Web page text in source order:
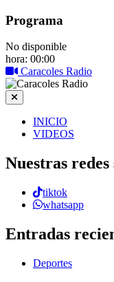
Programa
No disponible
hora: 00:00
Caracoles Radio
INICIO
VIDEOS
Nuestras redes
tiktok
whatsapp
Entradas
Deportes